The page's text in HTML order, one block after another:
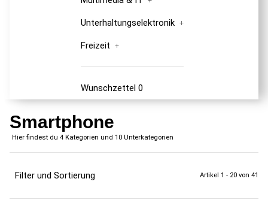
Unterhaltungselektronik
Freizeit
Wunschzettel0
Smartphone
Hier findest du 4 Kategorien und 10 Unterkategorien
Filter und Sortierung Artikel 1 - 20 von 41